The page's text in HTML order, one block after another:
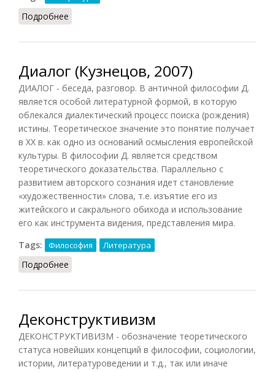
Подробнее
Диалог (Кузнецов, 2007)
ДИАЛОГ - беседа, разговор. В античной философии Д.
является особой литературной формой, в которую
облекался диалектический процесс поиска (рождения)
истины. Теоретическое значение это понятие получает
в XX в. как одно из оснований осмысления европейской
культуры. В философии Д. является средством
теоретического доказательства. Параллельно с
развитием авторского сознания идет становление
«художественности» слова, т.е. изъятие его из
житейского и сакрального обихода и использование
его как инструмента видения, представления мира.
Tags:
Философия Литература
Подробнее
Деконструктивизм
ДЕКОНСТРУКТИВИЗМ - обозначение теоретического
статуса новейших концепций в философии, социологии,
истории, литературоведении и т.д., так или иначе